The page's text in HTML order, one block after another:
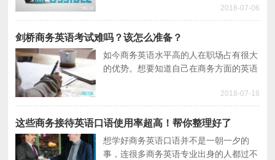
2018-07-06
剑桥商务英语考试难吗？该怎么准备？
如今商务英语水平高的人在职场占有很大
的优势。想要知道自己在商务方面的英语
试来衡量，其中剑桥商务英语考试就很权
威。
2018-07-18
这些商务接待英语口语使用率超高！帮你整理好了
想学好商务英语口语并不是一朝一夕的
事，连很多商务英语专业出身的人都过不